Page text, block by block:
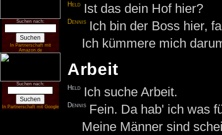
Suchen nach:
In Partnerschaft mit
Amazon.de
Suchen nach:
In Partnerschaft mit Google
Held Ist das dein Hof hier?
Dennis Ich bin der Boss hier,
Ich kümmere mich
Arbeit
Held Ich suche Arbeit.
Dennis Fein. Da hab' ich was
Meine Männer sind